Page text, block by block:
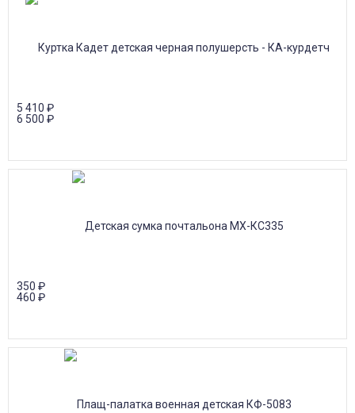
5 410 ₽
6 500 ₽
350 ₽
460 ₽